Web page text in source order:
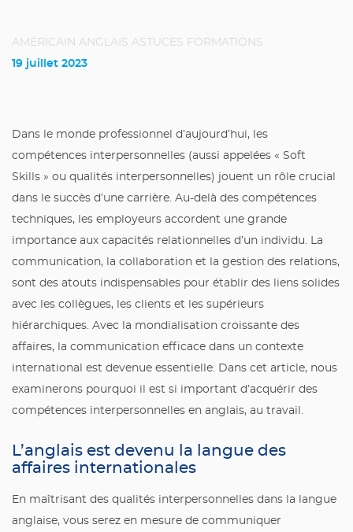
AMÉRICAIN ANGLAIS ASTUCES FORMATIONS
19 juillet 2023
Dans le monde professionnel d’aujourd’hui, les
compétences interpersonnelles (aussi appelées « Soft
Skills » ou qualités interpersonnelles) jouent un rôle crucial
dans le succès d’une carrière. Au-delà des compétences
techniques, les employeurs accordent une grande
importance aux capacités relationnelles d’un individu. La
communication, la collaboration et la gestion des relations,
sont des atouts indispensables pour établir des liens solides
avec les collègues, les clients et les supérieurs
hiérarchiques. Avec la mondialisation croissante des
affaires, la communication efficace dans un contexte
international est devenue essentielle. Dans cet article, nous
examinerons pourquoi il est si important d’acquérir des
compétences interpersonnelles en anglais, au travail.
L’anglais est devenu la langue des
affaires internationales
En maîtrisant des qualités interpersonnelles dans la langue
anglaise, vous serez en mesure de communiquer